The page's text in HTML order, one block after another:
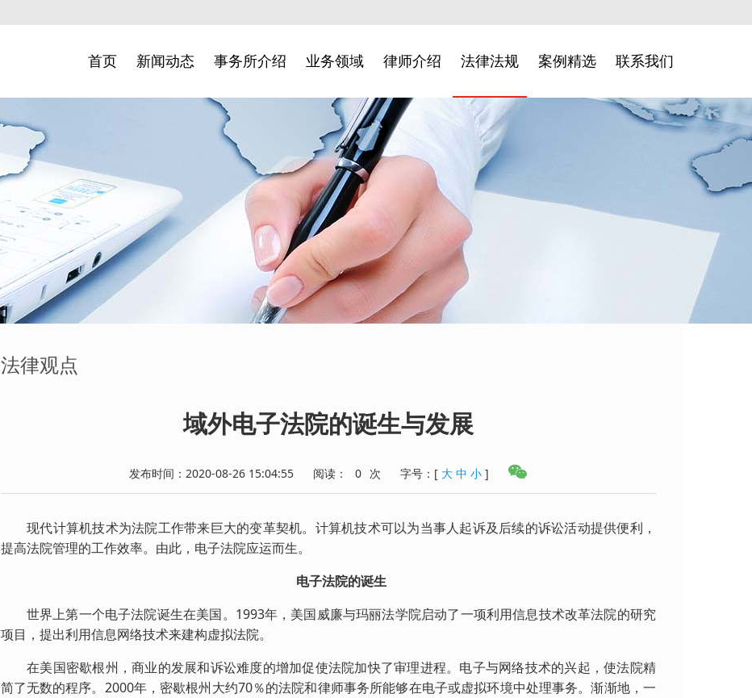
首页 新闻动态 事务所介绍 业务领域 律师介绍 法律法规 案例精选 联系我们
法律观点
域外电子法院的诞生与发展
发布时间：2020-08-26 15:04:55 阅读： 0 次 字号： [ 大 中 小 ]
现代计算机技术为法院工作带来巨大的变革契机。计算机技术可以为当事人起诉及后续的诉讼活动提供便利，
提高法院管理的工作效率。由此，电子法院应运而生。
电子法院的诞生
世界上第一个电子法院诞生在美国。1993年，美国威廉与玛丽法学院启动了一项利用信息技术改革法院的研究
项目，提出利用信息网络技术来建构虚拟法院。
在美国密歇根州，商业的发展和诉讼难度的增加促使法院加快了审理进程。电子与网络技术的兴起，使法院精
简了无数的程序。2000年，密歇根州大约70％的法院和律师事务所能够在电子或虚拟环境中处理事务。渐渐地，一